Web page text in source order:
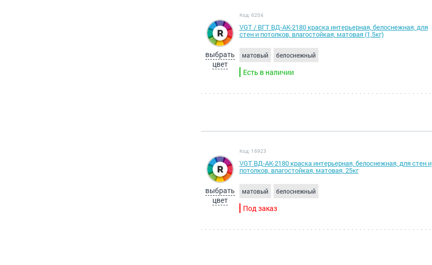
выбрать
цвет
Код: 6204
VGT / ВГТ ВД-АК-2180 краска интерьерная, белоснежная, для
стен и потолков, влагостойкая, матовая (1,5кг)
матовый белоснежный
Есть в наличии
выбрать
цвет
Код: 16923
VGT ВД-АК-2180 краска интерьерная, белоснежная, для стен и
потолков, влагостойкая, матовая, 25кг
матовый белоснежный
Под заказ